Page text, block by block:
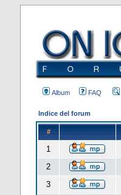
Album FAQ
Indice del forum
#
1
2
3